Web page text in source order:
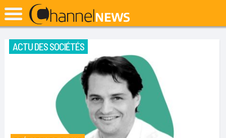
ACTU DES SOCIÉTÉS